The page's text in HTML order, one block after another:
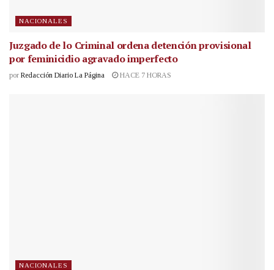
NACIONALES
Juzgado de lo Criminal ordena detención provisional
por feminicidio agravado imperfecto
por Redacción Diario La Página HACE 7 HORAS
NACIONALES